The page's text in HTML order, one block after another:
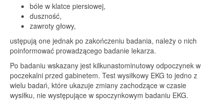
bóle w klatce piersiowej,
duszność,
zawroty głowy,
ustępują one jednak po zakończeniu badania, należy o nich
poinformować prowadzącego badanie lekarza.
Po badaniu wskazany jest kilkunastominutowy odpoczynek w
poczekalni przed gabinetem. Test wysiłkowy EKG to jedno z
wielu badań, które ukazuje zmiany zachodzące w czasie
wysiłku, nie występujące w spoczynkowym badaniu EKG.